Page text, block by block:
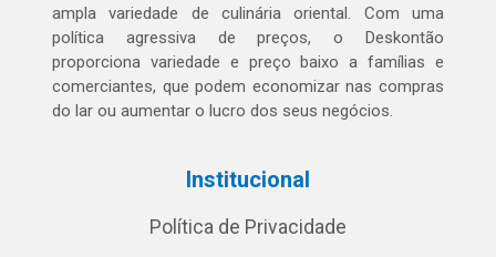
ampla variedade de culinária oriental. Com uma
política agressiva de preços, o Deskontão
proporciona variedade e preço baixo a famílias e
comerciantes, que podem economizar nas compras
do lar ou aumentar o lucro dos seus negócios.
Institucional
Política de Privacidade